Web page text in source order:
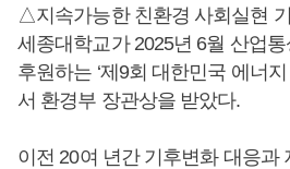
△지속가능한 친환경 사회실현
세종대학교가 2025년 6월 산업
후원하는 ‘제9회 대한민국 에너지
서 환경부 장관상을 받았다.
이전 20여 년간 기후변화 대응과